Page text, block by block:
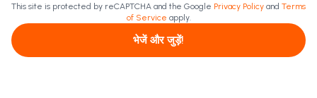
This site is protected by reCAPTCHA and the Google Privacy Policy and Terms
of Service apply.
भेजें और जुड़ें!